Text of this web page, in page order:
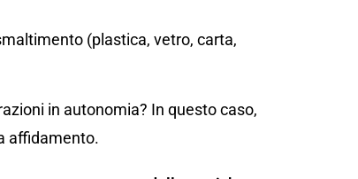
(plastica, vetro, carta,
in autonomia? In questo caso,
affidamento.